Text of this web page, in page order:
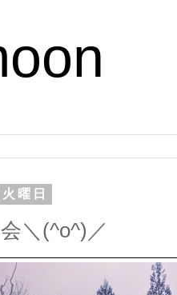
曜日
＼(^o^)／